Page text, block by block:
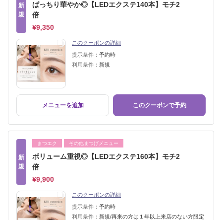
新
規
ぱっちり華やか◎【LEDエクステ140本】モチ2
倍
¥9,350
このクーポンの詳細
提示条件： 予約時
利用条件： 新規
メニューを追加 このクーポンで予約
新
規
まつエク その他まつげメニュー
ボリューム重視◎【LEDエクステ160本】モチ2
倍
¥9,900
このクーポンの詳細
提示条件： 予約時
利用条件： 新規/再来の方は１年以上来店のない方限定